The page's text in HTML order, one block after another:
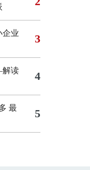
企业
3
读
4
最
5